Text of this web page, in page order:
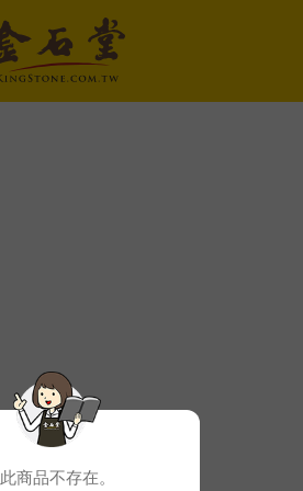
此商品不存在。